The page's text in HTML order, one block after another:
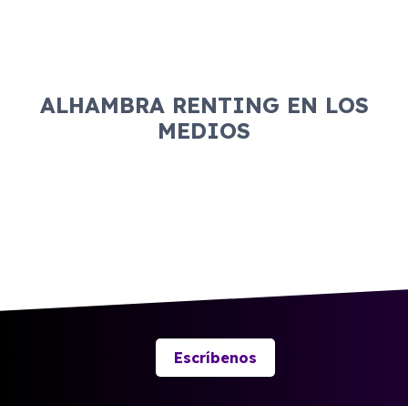
ALHAMBRA RENTING EN LOS
MEDIOS
Escríbenos